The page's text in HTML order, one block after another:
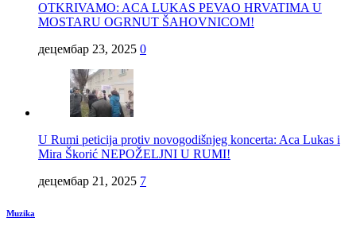
OTKRIVAMO: ACA LUKAS PEVAO HRVATIMA U
MOSTARU OGRNUT ŠAHOVNICOM!
децембар 23, 2025 0
U Rumi peticija protiv novogodišnjeg koncerta: Aca Lukas i
Mira Škorić NEPOŽELJNI U RUMI!
децембар 21, 2025 7
Muzika